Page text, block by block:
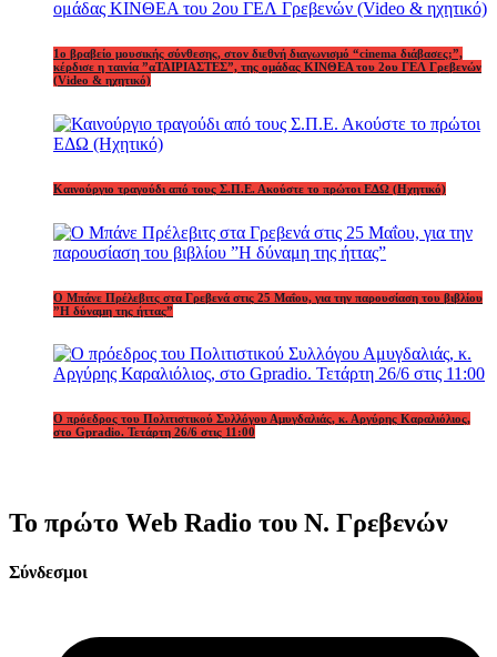
1o βραβείο μουσικής σύνθεσης, στον διεθνή διαγωνισμό “cinema διάβασες;”,
κέρδισε η ταινία ”αΤΑΙΡΙΑΣΤΕΣ”, της ομάδας ΚΙΝΘΕΑ του 2ου ΓΕΛ Γρεβενών
(Video & ηχητικό)
Καινούργιο τραγούδι από τους Σ.Π.Ε. Ακούστε το πρώτοι ΕΔΩ (Ηχητικό)
Ο Μπάνε Πρέλεβιτς στα Γρεβενά στις 25 Μαΐου, για την παρουσίαση του βιβλίου
”Η δύναμη της ήττας”
Ο πρόεδρος του Πολιτιστικού Συλλόγου Αμυγδαλιάς, κ. Αργύρης Καραλιόλιος,
στο Gpradio. Τετάρτη 26/6 στις 11:00
Το πρώτο Web Radio του Ν. Γρεβενών
Σύνδεσμοι